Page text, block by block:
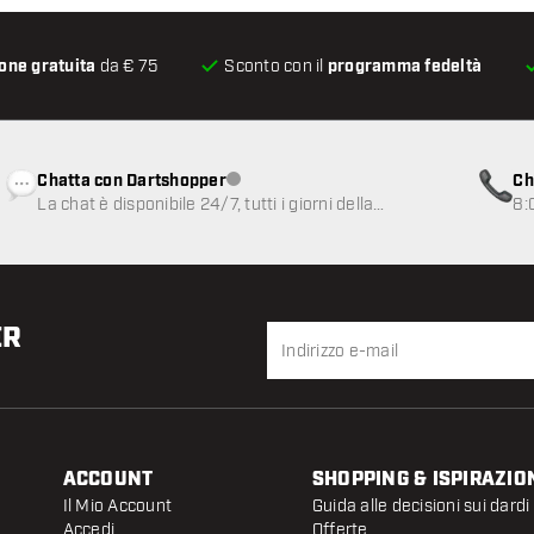
gratuita da € 75 Sconto con il programma fedeltà
Chatta con DartshopperServizio clienti non disponibile
La chat è disponibile 24/7, tutti i giorni della
ACCOUNT
Il Mio Account
Accedi
SHOPPING &
Guida alle decisioni sui dardi
Offerte